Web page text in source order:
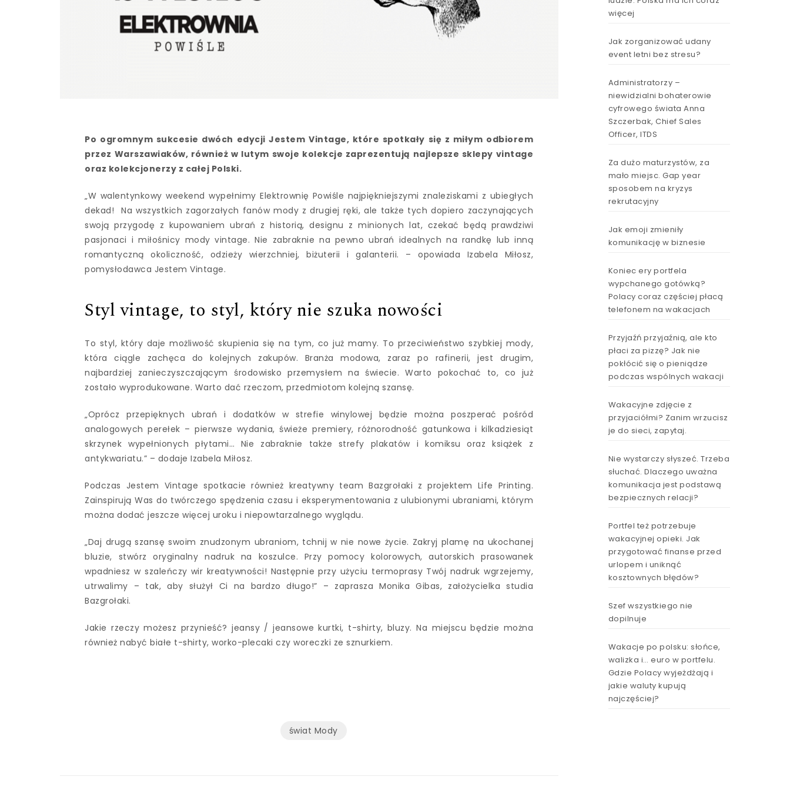
Po ogromnym sukcesie dwóch edycji Jestem Vintage, które spotkały się z miłym odbiorem
przez Warszawiaków, również w lutym swoje kolekcje zaprezentują najlepsze sklepy vintage
oraz kolekcjonerzy z całej Polski.
„W walentynkowy weekend wypełnimy Elektrownię Powiśle najpiękniejszymi znaleziskami z ubiegłych
dekad! Na wszystkich zagorzałych fanów mody z drugiej ręki, ale także tych dopiero zaczynających
swoją przygodę z kupowaniem ubrań z historią, designu z minionych lat, czekać będą prawdziwi
pasjonaci i miłośnicy mody vintage. Nie zabraknie na pewno ubrań idealnych na randkę lub inną
romantyczną okoliczność, odzieży wierzchniej, biżuterii i galanterii. – opowiada Izabela Miłosz,
pomysłodawca Jestem Vintage.
Styl vintage, to styl, który nie szuka nowości
To styl, który daje możliwość skupienia się na tym, co już mamy. To przeciwieństwo szybkiej mody,
która ciągle zachęca do kolejnych zakupów. Branża modowa, zaraz po rafinerii, jest drugim,
najbardziej zanieczyszczającym środowisko przemysłem na świecie. Warto pokochać to, co już
zostało wyprodukowane. Warto dać rzeczom, przedmiotom kolejną szansę.
„Oprócz przepięknych ubrań i dodatków w strefie winylowej będzie można poszperać pośród
analogowych perełek – pierwsze wydania, świeże premiery, różnorodność gatunkowa i kilkadziesiąt
skrzynek wypełnionych płytami… Nie zabraknie także strefy plakatów i komiksu oraz książek z
antykwariatu.” – dodaje Izabela Miłosz.
Podczas Jestem Vintage spotkacie również kreatywny team Bazgrołaki z projektem Life Printing.
Zainspirują Was do twórczego spędzenia czasu i eksperymentowania z ulubionymi ubraniami, którym
można dodać jeszcze więcej uroku i niepowtarzalnego wyglądu.
„Daj drugą szansę swoim znudzonym ubraniom, tchnij w nie nowe życie. Zakryj plamę na ukochanej
bluzie, stwórz oryginalny nadruk na koszulce. Przy pomocy kolorowych, autorskich prasowanek
wpadniesz w szaleńczy wir kreatywności! Następnie przy użyciu termoprasy Twój nadruk wgrzejemy,
utrwalimy – tak, aby służył Ci na bardzo długo!” – zaprasza Monika Gibas, założycielka studia
Bazgrołaki.
Jakie rzeczy możesz przynieść? jeansy / jeansowe kurtki, t-shirty, bluzy. Na miejscu będzie można
również nabyć białe t-shirty, worko-plecaki czy woreczki ze sznurkiem.
świat Mody
więcej
Jak zorganizować udany
event letni bez stresu?
Administratorzy –
niewidzialni bohaterowie
cyfrowego świata Anna
Szczerbak, Chief Sales
Officer, ITDS
Za dużo maturzystów, za
mało miejsc. Gap year
sposobem na kryzys
rekrutacyjny
Jak emoji zmieniły
komunikację w biznesie
Koniec ery portfela
wypchanego gotówką?
Polacy coraz częściej płacą
telefonem na wakacjach
Przyjaźń przyjaźnią, ale kto
płaci za pizzę? Jak nie
pokłócić się o pieniądze
podczas wspólnych wakacji
Wakacyjne zdjęcie z
przyjaciółmi? Zanim wrzucisz
je do sieci, zapytaj.
Nie wystarczy słyszeć. Trzeba
słuchać. Dlaczego uważna
komunikacja jest podstawą
bezpiecznych relacji?
Portfel też potrzebuje
wakacyjnej opieki. Jak
przygotować finanse przed
urlopem i uniknąć
kosztownych błędów?
Szef wszystkiego nie
dopilnuje
Wakacje po polsku: słońce,
walizka i… euro w portfelu.
Gdzie Polacy wyjeżdżają i
jakie waluty kupują
najczęściej?